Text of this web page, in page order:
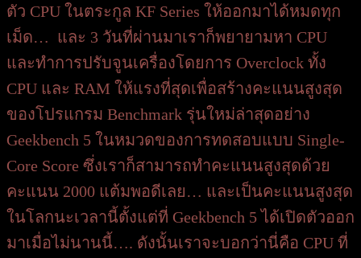
ตัว CPU ในตระกูล KF Series ให้ออกมาได้หมดทุก
เม็ด… และ 3 วันที่ผ่านมาเราก็พยายามหา CPU
และทำการปรับจูนเครื่องโดยการ Overclock ทั้ง
CPU และ RAM ให้แรงที่สุดเพื่อสร้างคะแนนสูงสุด
ของโปรแกรม Benchmark รุ่นใหม่ล่าสุดอย่าง
Geekbench 5 ในหมวดของการทดสอบแบบ Single-
Core Score ซึ่งเราก็สามารถทำคะแนนสูงสุดด้วย
คะแนน 2000 แต้มพอดีเลย… และเป็นคะแนนสูงสุด
ในโลกนะเวลานี้ตั้งแต่ที่ Geekbench 5 ได้เปิดตัวออก
มาเมื่อไม่นานนี้…. ดังนั้นเราจะบอกว่านี่คือ CPU ที่